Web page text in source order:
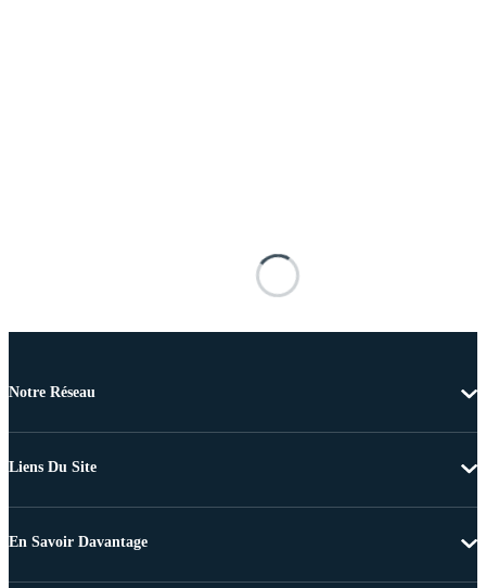
Notre Réseau
Liens Du Site
En Savoir Davantage